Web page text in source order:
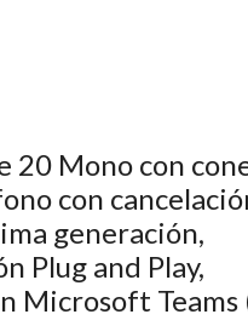
20 Mono con
con
generación,
Plug and Play,
Microsoft Teams